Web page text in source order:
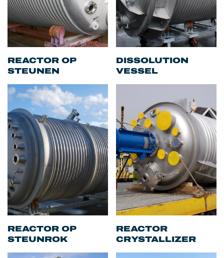
REACTOR OP
STEUNEN
DISSOLUTION
VESSEL
REACTOR OP
STEUNROK
REACTOR
CRYSTALLIZER